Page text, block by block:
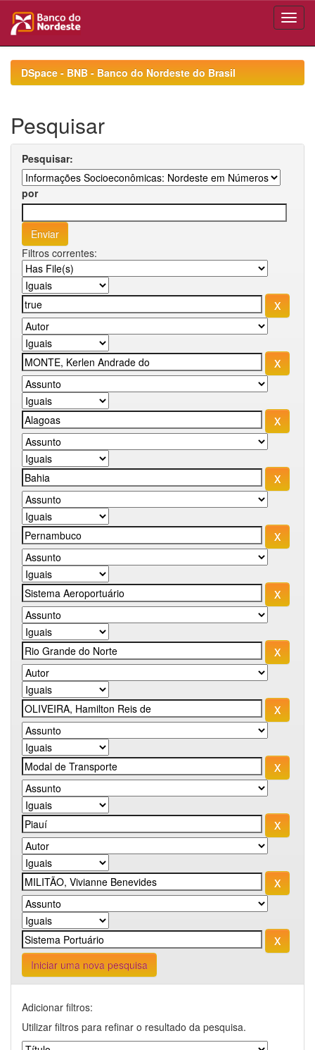
navigationDSpace - BNB - Banco do Nordeste do Brasil
Pesquisar
Pesquisar:
por
Filtros correntes:
Iniciar uma nova pesquisa
Adicionar filtros:
Utilizar filtros para refinar o resultado da pesquisa.